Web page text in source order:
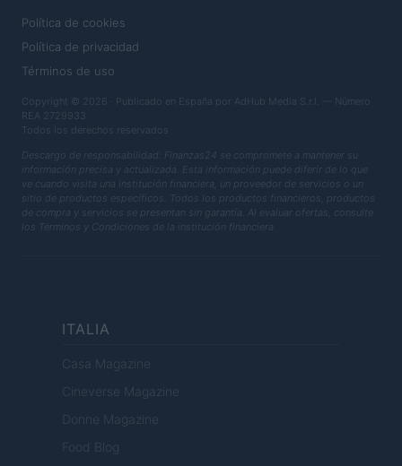
Política de cookies
Política de privacidad
Términos de uso
Copyright © 2026 · Publicado en España por AdHub Media S.r.l. — Número
REA 2729933
Todos los derechos reservados
Descargo de responsabilidad: Finanzas24 se compromete a mantener su
información precisa y actualizada. Esta información puede diferir de lo que
ve cuando visita una institución financiera, un proveedor de servicios o un
sitio de productos específicos. Todos los productos financieros, productos
de compra y servicios se presentan sin garantía. Al evaluar ofertas, consulte
los Términos y Condiciones de la institución financiera.
ITALIA
Casa Magazine
Cineverse Magazine
Donne Magazine
Food Blog